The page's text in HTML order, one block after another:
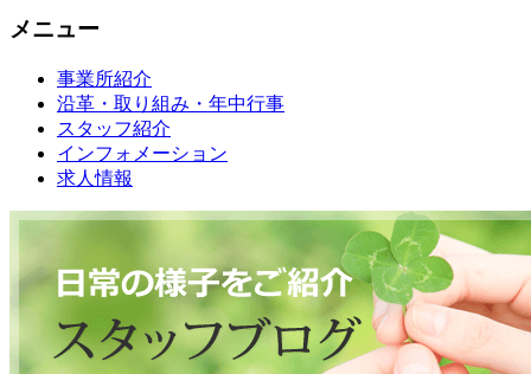
メニュー
事業所紹介
沿革・取り組み・年中行事
スタッフ紹介
インフォメーション
求人情報